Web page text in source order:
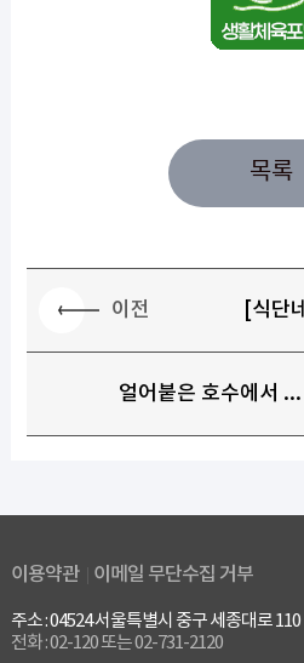
목록
이전 [식단
얼어붙은 호수에서 ...
이용약관 이메일 무단수집 거부
주소 : 04524 서울특별시 중구 세종대로 110
전화 : 02-120 또는 02-731-2120